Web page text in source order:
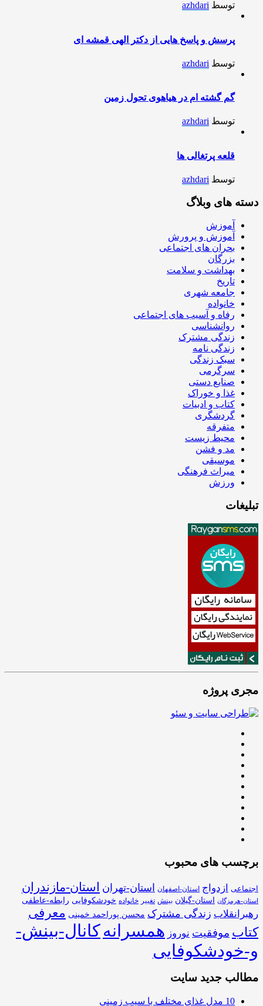
توسط azhdari
پرسش و پاسخ هایی از دکتر الهی قمشه ای
توسط azhdari
گم گشته ام در هیاهوی تحول زمین
توسط azhdari
قلعه پرتغالی ها
توسط azhdari
دسته های وبلاگ
آموزش
آموزش و پرورش
بحران های اجتماعی
بزرگان
بهداشت و سلامت
تاریخ
جامعه شهری
خانواده
رفاه و آسیب های اجتماعی
روانشناسی
زندگی مشترک
زندگی نامه
سبک زندگی
سرگرمی
صنایع دستی
غذا و خوراک
کتاب و ادبیات
گردشگری
متفرقه
محیط زیست
مد و فشن
موسیقی
میراث فرهنگی
ورزش
تبلیغات
مجری پروژه
برچسب های محبوب
اجتماعی ازدواج استان-اصفهان استان-تهران استان-مازندران
استان-هرمزگان استان-گیلان بینش تغییر خانواده خودشکوفایی رابطه-عاطفی
رهبرانقلاب زندگی مشترک محسن پوراحمد خمینی معرفی
کتاب موفقیت نوروز همسرانهکانال-بینش-
و-خودشکوفایی
مطالب جدید سایت
10 مدل غذای مختلف با سیب زمینی